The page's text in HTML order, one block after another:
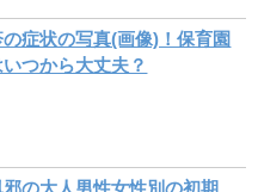
症状の写真(画像)！保育園
つから大丈夫？